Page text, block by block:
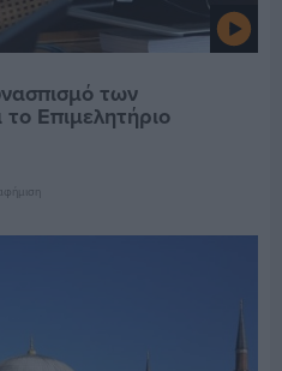
των
το Επιμελητήριο